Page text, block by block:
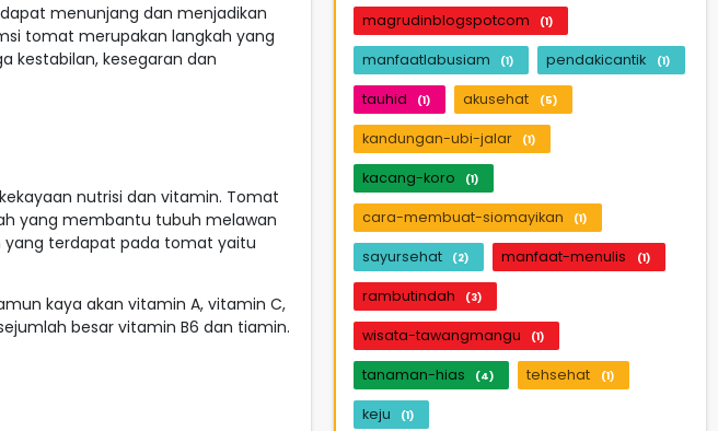
menunjang dan menjadikan
tomat merupakan langkah yang
kestabilan, kesegaran dan
nutrisi dan vitamin. Tomat
yang membantu tubuh melawan
yang terdapat pada tomat yaitu
kaya akan vitamin A, vitamin C,
besar vitamin B6 dan tiamin.
magrudinblogspotcom (1)
manfaatlabusiam (1) pendakicantik (1)
tauhid (1) akusehat (5)
kandungan-ubi-jalar (1)
kacang-koro (1)
cara-membuat-siomayikan (1)
sayursehat (2) manfaat-menulis (1)
rambutindah (3)
wisata-tawangmangu (1)
tanaman-hias (4) tehsehat (1)
keju (1)